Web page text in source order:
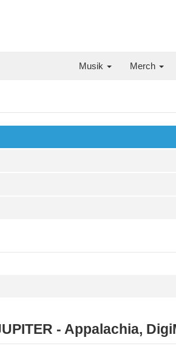
Musik Merch
- Appalachia,